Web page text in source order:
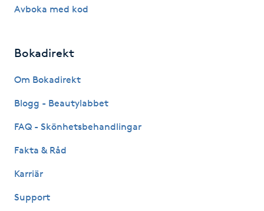
HIFU
Hot Stone Massage
Avboka med kod
Bokadirekt
Om Bokadirekt
Blogg - Beautylabbet
FAQ - Skönhetsbehandlingar
Fakta & Råd
Karriär
Support